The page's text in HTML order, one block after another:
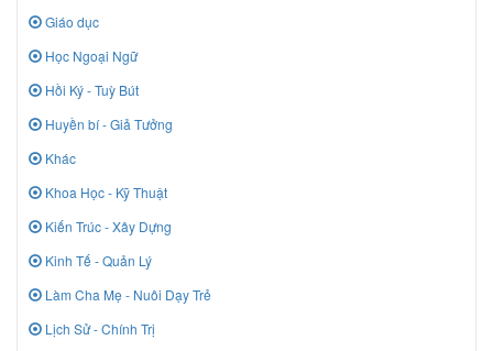
Giáo dục
Học Ngoại Ngữ
Hồi Ký - Tuỳ Bút
Huyền bí - Giả Tưởng
Khác
Khoa Học - Kỹ Thuật
Kiến Trúc - Xây Dựng
Kinh Tế - Quản Lý
Làm Cha Mẹ - Nuôi Dạy Trẻ
Lịch Sử - Chính Trị